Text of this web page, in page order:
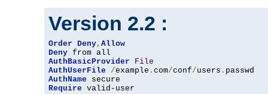
Version 2.2 :
Order Deny, Allow
Deny
AuthBasicProvider
File
AuthUserFile
/example . com/conf/users .
AuthName
Require valid-user